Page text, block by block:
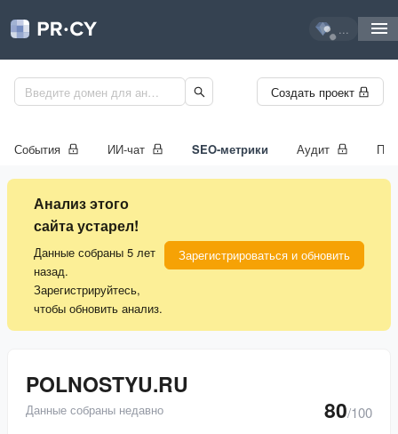
...
Создать проект
События ИИ-чат SEO-метрики Аудит
Анализ этого
сайта устарел!
Данные собраны 5 лет
назад.
Зарегистрируйтесь,
чтобы обновить анализ.
Зарегистрироваться и обновить
POLNOSTYU.RU
Данные собраны недавно 80/100